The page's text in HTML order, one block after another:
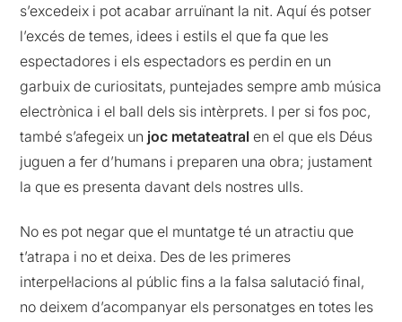
s’excedeix i pot acabar arruïnant la nit. Aquí és potser
l’excés de temes, idees i estils el que fa que les
espectadores i els espectadors es perdin en un
garbuix de curiositats, puntejades sempre amb música
electrònica i el ball dels sis intèrprets. I per si fos poc,
també s’afegeix un joc metateatral en el que els Déus
juguen a fer d’humans i preparen una obra; justament
la que es presenta davant dels nostres ulls.
No es pot negar que el muntatge té un atractiu que
t’atrapa i no et deixa. Des de les primeres
interpel·lacions al públic fins a la falsa salutació final,
no deixem d’acompanyar els personatges en totes les